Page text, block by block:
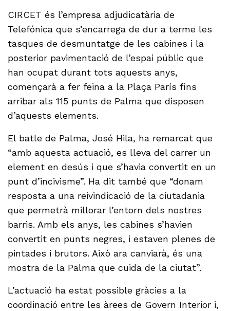
CIRCET és l’empresa adjudicatària de
Telefónica que s’encarrega de dur a terme les
tasques de desmuntatge de les cabines i la
posterior pavimentació de l’espai públic que
han ocupat durant tots aquests anys,
començarà a fer feina a la Plaça París fins
arribar als 115 punts de Palma que disposen
d’aquests elements.
El batle de Palma, José Hila, ha remarcat que
“amb aquesta actuació, es lleva del carrer un
element en desús i que s’havia convertit en un
punt d’incivisme”. Ha dit també que “donam
resposta a una reivindicació de la ciutadania
que permetrà millorar l’entorn dels nostres
barris. Amb els anys, les cabines s’havien
convertit en punts negres, i estaven plenes de
pintades i brutors. Això ara canviarà, és una
mostra de la Palma que cuida de la ciutat”.
L’actuació ha estat possible gràcies a la
coordinació entre les àrees de Govern Interior i,